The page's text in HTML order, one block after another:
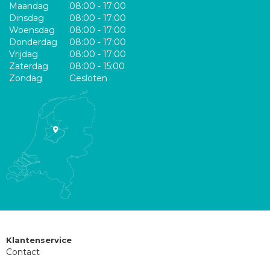
Maandag
08:00 - 17:00
Dinsdag
08:00 - 17:00
Woensdag
08:00 - 17:00
Donderdag
08:00 - 17:00
Vrijdag
08:00 - 17:00
Zaterdag
08:00 - 15:00
Zondag
Gesloten
Klantenservice
Contact